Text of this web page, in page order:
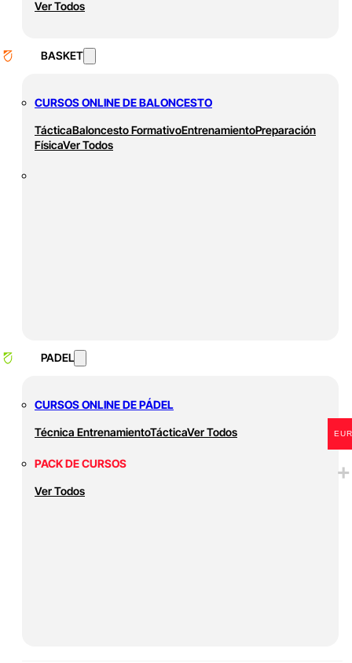
Ver Todos
BASKET
CURSOS ONLINE DE BALONCESTO
TácticaBaloncesto FormativoEntrenamientoPreparación
FísicaVer Todos
PADEL
CURSOS ONLINE DE PÁDEL
Técnica EntrenamientoTácticaVer Todos
PACK DE CURSOS
Ver Todos
EUR